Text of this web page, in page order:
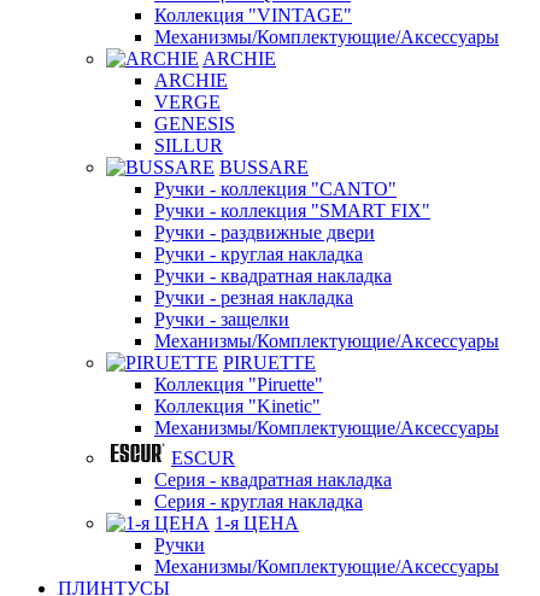
Коллекция "VINTAGE"
Механизмы/Комплектующие/Аксессуары
ARCHIE
ARCHIE
VERGE
GENESIS
SILLUR
BUSSARE
Ручки - коллекция "CANTO"
Ручки - коллекция "SMART FIX"
Ручки - раздвижные двери
Ручки - круглая накладка
Ручки - квадратная накладка
Ручки - резная накладка
Ручки - защелки
Механизмы/Комплектующие/Аксессуары
PIRUETTE
Коллекция "Piruette"
Коллекция "Kinetic"
Механизмы/Комплектующие/Аксессуары
ESCUR
Серия - квадратная накладка
Серия - круглая накладка
1-я ЦЕНА
Ручки
Механизмы/Комплектующие/Аксессуары
ПЛИНТУСЫ